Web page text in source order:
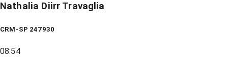
Nathalia Diirr Travaglia
CRM-SP 247930
08:54